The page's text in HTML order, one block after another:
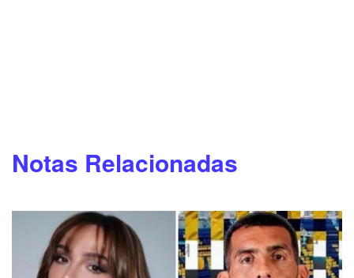
Notas Relacionadas